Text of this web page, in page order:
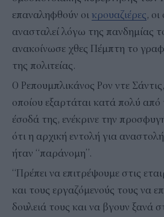
επαναληφθούν οι κρουαζιέρες, οι
ανασταλεί λόγω της πανδημίας
ανακοίνωσε χθες Πέμπτη το
της πολιτείας.
Ο Ρεπουμπλικάνος Ρον ντε
οποίου εξαρτάται κατά πολύ από
έσοδά της, ενέκρινε την
ότι η αρχική εντολή για
ήταν “παράνομη”.
“Πρέπει να επιτρέψουμε στις
και τους εργαζόμενούς τους να
δουλειά τους και να βγουν ξανά